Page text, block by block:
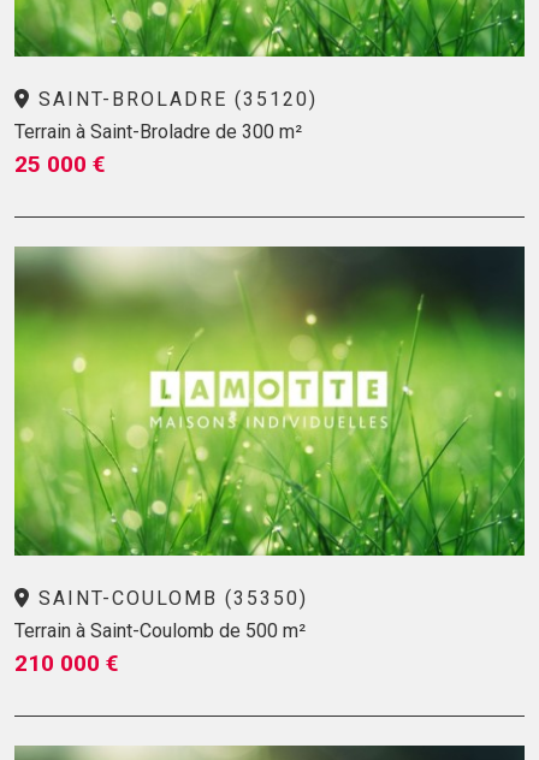
SAINT-BROLADRE (35120)
Terrain à Saint-Broladre de 300 m²
25 000 €
SAINT-COULOMB (35350)
Terrain à Saint-Coulomb de 500 m²
210 000 €